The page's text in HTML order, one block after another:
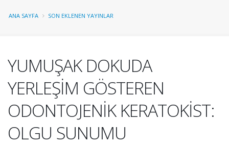
ANA SAYFA SON EKLENEN YAYINLAR
YUMUŞAK DOKUDA
YERLEŞİM GÖSTEREN
ODONTOJENİK KERATOKİST:
OLGU SUNUMU